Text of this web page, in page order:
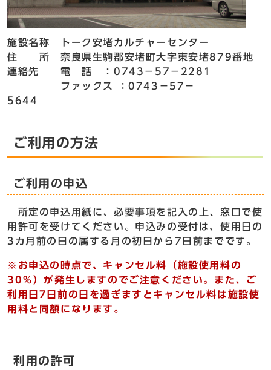
施設名称 トーク安堵カルチャーセンター
住 所 奈良県生駒郡安堵町大字東安堵879番地
連絡先 電 話 ：0743－57－2281
ファックス ：0743－57－
5644
ご利用の方法
ご利用の申込
所定の申込用紙に、必要事項を記入の上、窓口で使
用許可を受けてください。申込みの受付は、使用日の
3カ月前の日の属する月の初日から7日前までです。
※お申込の時点で、キャンセル料（施設使用料の
30％）が発生しますのでご注意ください。また、ご
利用日7日前の日を過ぎますとキャンセル料は施設使
用料と同額になります。
利用の許可